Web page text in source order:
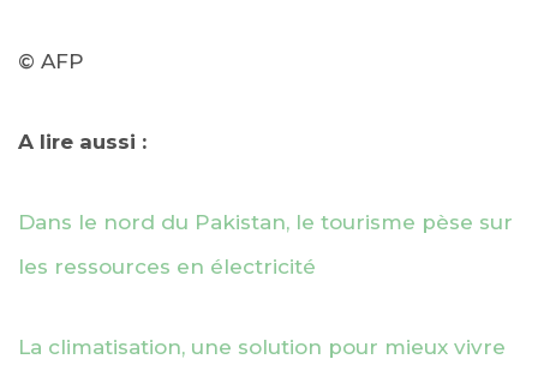
© AFP
A lire aussi :
Dans le nord du Pakistan, le tourisme pèse sur
les ressources en électricité
La climatisation, une solution pour mieux vivre